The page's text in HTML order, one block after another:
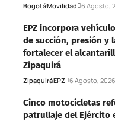
BogotáMovilidad 6 Agosto,
EPZ incorpora
de succión, presión y
fortalecer el
Zipaquirá
ZipaquiráEPZ 6 Agosto, 2026
Cinco motocicletas
patrullaje del Ejército